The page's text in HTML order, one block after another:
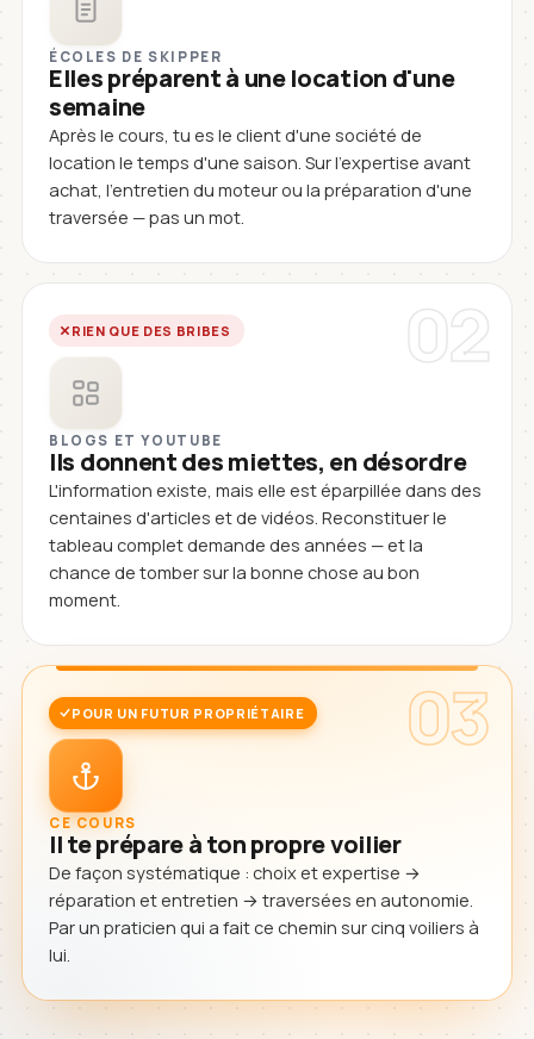
ÉCOLES DE SKIPPER
Elles préparent à une location d'une
semaine
Après le cours, tu es le client d'une société de
location le temps d'une saison. Sur l'expertise avant
achat, l'entretien du moteur ou la préparation d'une
traversée — pas un mot.
02
RIEN QUE DES BRIBES
BLOGS ET YOUTUBE
Ils donnent des miettes, en désordre
L'information existe, mais elle est éparpillée dans des
centaines d'articles et de vidéos. Reconstituer le
tableau complet demande des années — et la
chance de tomber sur la bonne chose au bon
moment.
03
POUR UN FUTUR PROPRIÉTAIRE
CE COURS
Il te prépare à ton propre voilier
De façon systématique : choix et expertise →
réparation et entretien → traversées en autonomie.
Par un praticien qui a fait ce chemin sur cinq voiliers à
lui.